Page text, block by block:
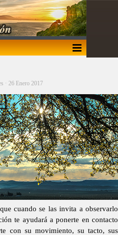
· 26 Enero 2017
cuando se las invita a observarlo
te ayudará a ponerte en contacto
con su movimiento, su tacto, sus